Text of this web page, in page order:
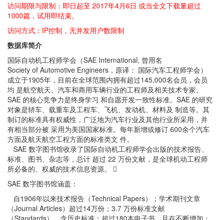
访问期限与限制：即日起至 2017年4月6日 或当全文下载量超过
1000篇，试用即结束。
访问方式：IP控制，无并发用户数限制
数据库简介
国际自动机工程师学会（SAE International, 曾用名
Society of Automotive Engineers，原译： 国际汽车工程师学会）
成立于1905年，目前在全球范围内拥有超过145,000名会员，会员
均 是航空航天、汽车和商用车辆行业的工程师及相关技术专家。
SAE 的核心竞争力是终身学习 和自愿开发一致性标准。SAE 的研究
对象是轿车、载重车及工程车、飞机、发动机、材料及 制造等。其
制订的标准具有权威性，广泛地为汽车行业及其他行业所采用，并
有相当部分被 采用为美国国家标准。每年新增或修订 600余个汽车
方面及航天航空工程方面的标准类文 件。
SAE 数字图书馆收录了国际自动机工程师学会出版的技术报告、
标准、图书、杂志等，总计 超过 22 万份文献，是全球机动工程师
所必备的、权威的技术信息资源。 
SAE 数字图书馆涵盖：
自1906年以来技术报告（Technical Papers）；学术期刊文章
（Journal Articles）超过14万份；3.7 万份标准文献